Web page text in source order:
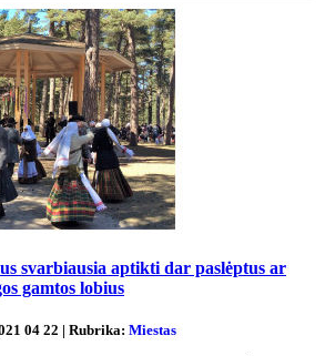
svarbiausia aptikti dar paslėptus ar
gamtos lobius
04 22 | Rubrika: Miestas